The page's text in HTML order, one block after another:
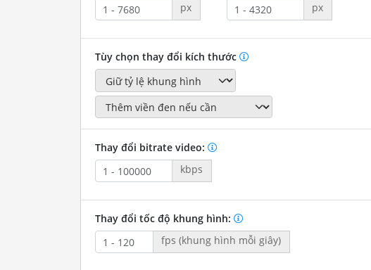
px
px
Tùy chọn thay đổi kích thước
Thay đổi bitrate video:
kbps
Thay đổi tốc độ khung hình:
fps (khung hình mỗi giây)